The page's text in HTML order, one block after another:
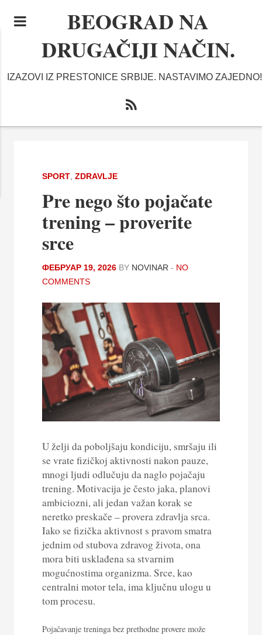
BEOGRAD NA
DRUGAČIJI NAČIN.
IZAZOVI IZ PRESTONICE SRBIJE. NASTAVIMO ZAJEDNO!
SPORT ZDRAVLJE
Pre nego što pojačate
trening – proverite
srce
ФЕБРУАР 19, 2026 BY NOVINAR - NO
COMMENTS
U želji da poboljšaju kondiciju, smršaju ili
se vrate fizičkoj aktivnosti nakon pauze,
mnogi ljudi odlučuju da naglo pojačaju
trening. Motivacija je često jaka, planovi
ambiciozni, ali jedan važan korak se
neretko preskače – provera zdravlja srca.
Iako se fizička aktivnost s pravom smatra
jednim od stubova zdravog života, ona
mora biti usklađena sa stvarnim
mogućnostima organizma. Srce, kao
centralni motor tela, ima ključnu ulogu u
tom procesu.
Pojačavanje treninga bez prethodne provere može